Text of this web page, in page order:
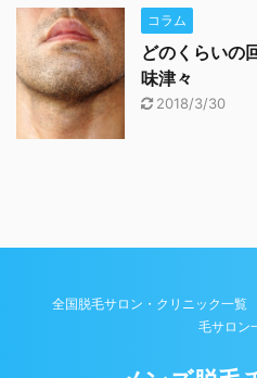
コラム
どのくらいの
味津々
2018/3/30
全国脱毛サロン・クリニック一覧
毛サロン